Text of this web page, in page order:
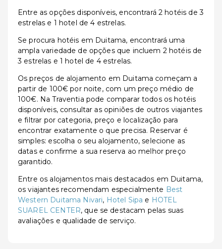
Entre as opções disponíveis, encontrará 2 hotéis de 3
estrelas e 1 hotel de 4 estrelas.
Se procura hotéis em Duitama, encontrará uma
ampla variedade de opções que incluem 2 hotéis de
3 estrelas e 1 hotel de 4 estrelas.
Os preços de alojamento em Duitama começam a
partir de 100€ por noite, com um preço médio de
100€. Na Traventia pode comparar todos os hotéis
disponíveis, consultar as opiniões de outros viajantes
e filtrar por categoria, preço e localização para
encontrar exatamente o que precisa. Reservar é
simples: escolha o seu alojamento, selecione as
datas e confirme a sua reserva ao melhor preço
garantido.
Entre os alojamentos mais destacados em Duitama,
os viajantes recomendam especialmente Best
Western Duitama Nivari, Hotel Sipa e HOTEL
SUAREL CENTER, que se destacam pelas suas
avaliações e qualidade de serviço.